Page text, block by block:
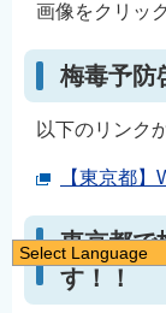
画像をクリッ
梅毒予防
以下のリンク
【東京都
東京都で
す！！
Select Language
日本語